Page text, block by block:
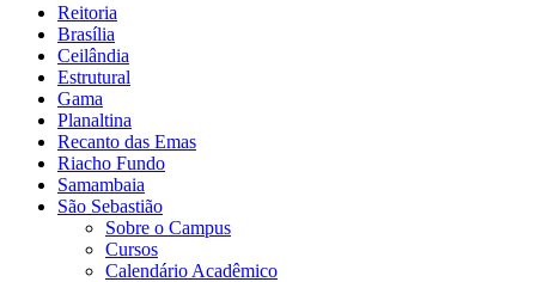
Reitoria
Brasília
Ceilândia
Estrutural
Gama
Planaltina
Recanto das Emas
Riacho Fundo
Samambaia
São Sebastião
Sobre o Campus
Cursos
Calendário Acadêmico